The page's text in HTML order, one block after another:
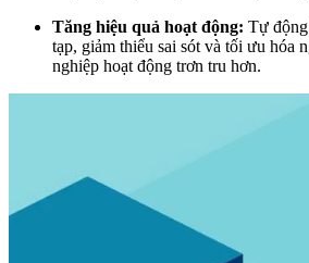
Tăng hiệu quả hoạt động: Tự
tạp, giảm thiểu sai sót và tối ưu hóa
nghiệp hoạt động trơn tru hơn.